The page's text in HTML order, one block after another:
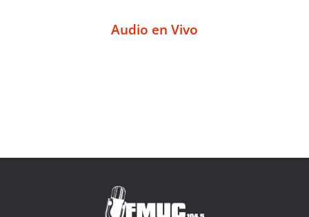
Audio en Vivo